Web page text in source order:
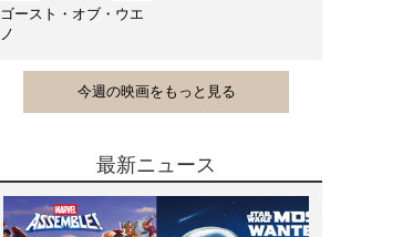
ゴースト・オブ・ウエ
ノ
今週の映画をもっと見る
最新ニュース